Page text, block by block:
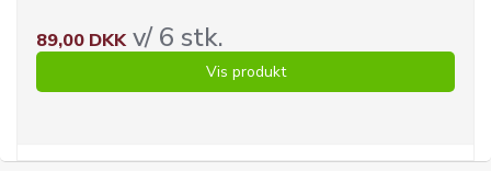
89,00 DKKv/ 6 stk.
Vis produkt